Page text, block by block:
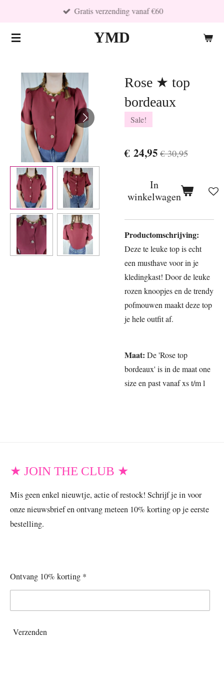
naar
YMD
Gratis verzending vanaf €60
Rose ★ top
bordeaux
Sale!
€ 24,95 € 30,95
In
winkelwagen
Productomschrijving:
Deze te leuke top is echt
een musthave voor in je
kledingkast! Door de leuke
rozen knoopjes en de trendy
pofmouwen maakt deze top
je hele outfit af.
Maat: De 'Rose top
bordeaux' is in de maat one
size en past vanaf xs t/m l
★ JOIN THE CLUB ★
Mis geen enkel nieuwtje, actie of restock! Schrijf je in voor
onze nieuwsbrief en ontvang meteen 10% korting op je eerste
bestelling.
Ontvang 10% korting *
Verzenden